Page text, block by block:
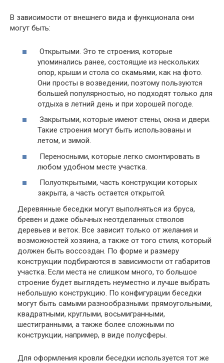
В зависимости от внешнего вида и функционала они
могут быть:
Открытыми. Это те строения, которые
упоминались ранее, состоящие из нескольких
опор, крыши и стола со скамьями, как на фото.
Они просты в возведении, поэтому пользуются
большей популярностью, но подходят только для
отдыха в летний день и при хорошей погоде.
Закрытыми, которые имеют стены, окна и двери.
Такие строения могут быть использованы и
летом, и зимой.
Переносными, которые легко смонтировать в
любом удобном месте участка.
Полуоткрытыми, часть конструкции которых
закрыта, а часть остается открытой.
Деревянные беседки могут выполняться из бруса,
бревен и даже обычных неотделанных стволов
деревьев и веток. Все зависит только от желания и
возможностей хозяина, а также от того стиля, который
должен быть воссоздан. По форме и размеру
конструкции подбираются в зависимости от габаритов
участка. Если места не слишком много, то большое
строение будет выглядеть неуместно и лучше выбрать
небольшую конструкцию. По конфигурации беседки
могут быть самыми разнообразными: прямоугольными,
квадратными, круглыми, восьмигранными,
шестигранными, а также более сложными по
конструкции, например, в виде полусферы.
Для оформления кровли беседки используется тот же